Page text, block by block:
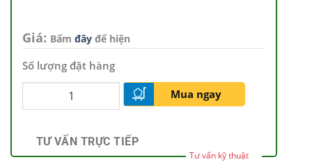
Giá: Bấm đây để hiện
Số lượng đặt hàng
Mua ngay
TƯ VẤN TRỰC TIẾP
Tư vấn kỹ thuật